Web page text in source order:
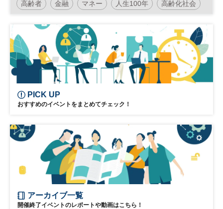
高齢者 金融 マネー 人生100年 高齢化社会
高齢社会 人生100年時代 認知症
PICK UP
おすすめのイベントをまとめてチェック！
アーカイブ一覧
開催終了イベントのレポートや動画はこちら！